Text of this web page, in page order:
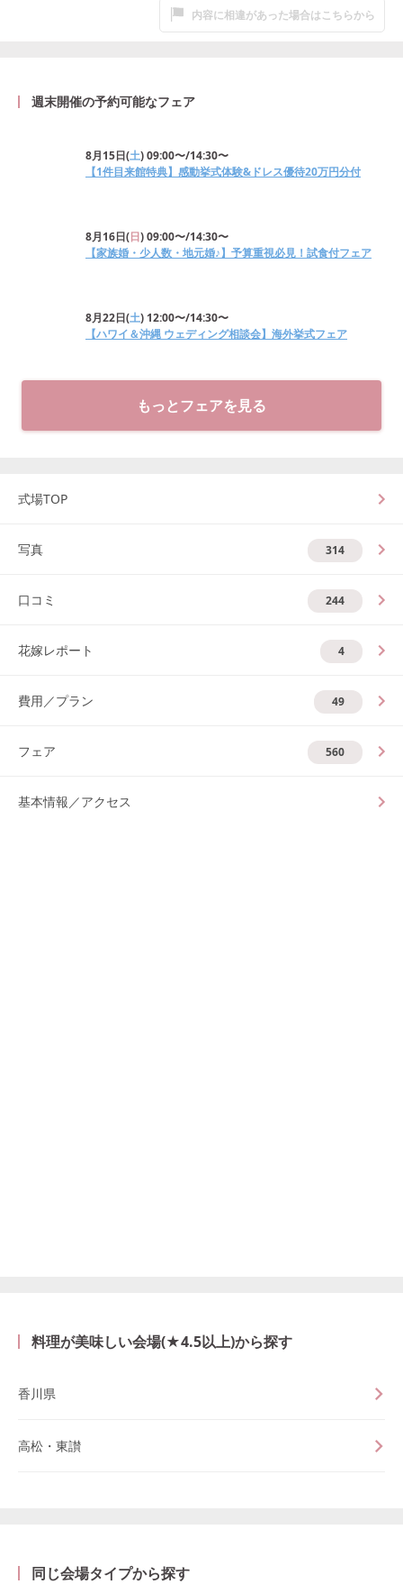
内容に相違があった場合はこちらから
週末開催の予約可能なフェア
8月15日(土)09:00〜/14:30〜
【1件目来館特典】感動挙式体験&ドレス優待20万円分付
8月16日(日)09:00〜/14:30〜
【家族婚・少人数・地元婚♪】予算重視必見！試食付フェア
8月22日(土) 12:00〜/14:30〜
【ハワイ＆沖縄 ウェディング相談会】海外挙式フェア
もっとフェアを見る
式場TOP
写真 314
口コミ 244
花嫁レポート 4
費用／プラン 49
フェア 560
基本情報／アクセス
料理が美味しい会場(★4.5以上)から探す
香川県
高松・東讃
同じ会場タイプから探す